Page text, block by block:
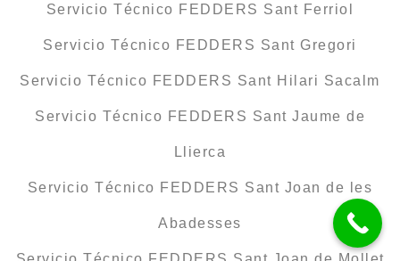
Servicio Técnico FEDDERS Sant Ferriol
Servicio Técnico FEDDERS Sant Gregori
Servicio Técnico FEDDERS Sant Hilari Sacalm
Servicio Técnico FEDDERS Sant Jaume de
Llierca
Servicio Técnico FEDDERS Sant Joan de les
Abadesses